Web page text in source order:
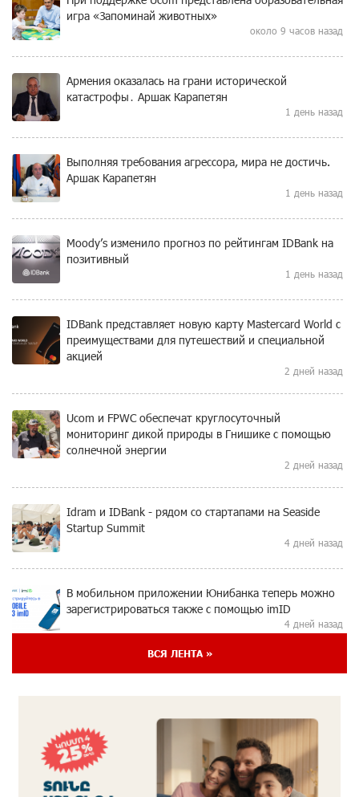
игра «Запоминай животных»
около 9 часов назад
Армения оказалась на грани исторической
катастрофы․ Аршак Карапетян
1 день назад
Выполняя требования агрессора, мира не достичь.
Аршак Карапетян
1 день назад
Moody’s изменило прогноз по рейтингам IDBank на
позитивный
1 день назад
IDBank представляет новую карту Mastercard World с
преимуществами для путешествий и специальной
акцией
2 дней назад
Ucom и FPWC обеспечат круглосуточный
мониторинг дикой природы в Гнишике с помощью
солнечной энергии
2 дней назад
Idram и IDBank - рядом со стартапами на Seaside
Startup Summit
4 дней назад
В мобильном приложении Юнибанка теперь можно
зарегистрироваться также с помощью imID
4 дней назад
«Бесплатные бонусы в играх»: IDBank
ЕАЭС со временем будет расширяться. Когда-нибудь
это поймёт и рядовой армянин, но будет уже поздно
7 дней назад
ВСЯ ЛЕНТА »